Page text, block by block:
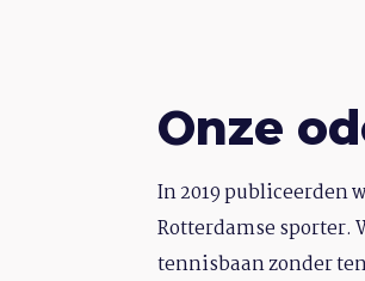
Onze
In 2019 publiceerden
Rotterdamse sporter.
tennisbaan zonder